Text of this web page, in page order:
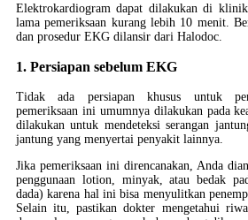
Elektrokardiogram dapat dilakukan di
lama pemeriksaan kurang lebih 10 menit.
dan prosedur EKG dilansir dari Halodoc.
1. Persiapan sebelum EKG
Tidak ada persiapan khusus untuk
pemeriksaan ini umumnya dilakukan pada
dilakukan untuk mendeteksi serangan
jantung yang menyertai penyakit lainnya.
Jika pemeriksaan ini direncanakan, Anda
penggunaan lotion, minyak, atau bedak
dada) karena hal ini bisa menyulitkan
Selain itu, pastikan dokter mengetahui